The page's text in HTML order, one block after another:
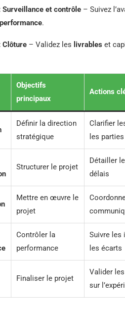
Surveillance et contrôle – Suivez
performance.
Clôture – Validez les livrables et
Objectifs
principaux
Actions
Définir la direction
stratégique
Clarifier
les
Structurer le projet
Détailler
délais
Mettre en œuvre le
projet
Contrôler la
performance
Suivre les
les écarts
Finaliser le projet
Valider
sur